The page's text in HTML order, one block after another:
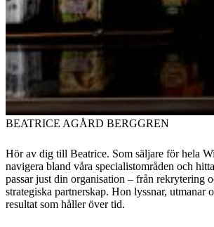
BEATRICE AGÅRD BERGGREN
Hör av dig till Beatrice. Som säljare för hela
navigera bland våra specialistområden och
passar just din organisation – från rekrytering
strategiska partnerskap. Hon lyssnar, utmanar
resultat som håller över tid.